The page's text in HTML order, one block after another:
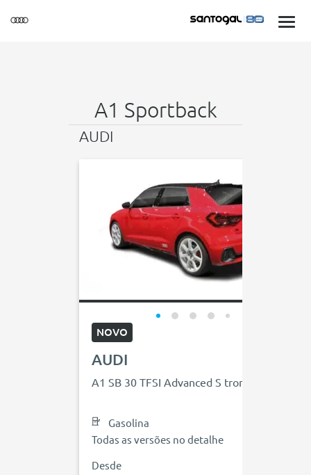
A1 Sportback
AUDI
NOVO
AUDI
A1 SB 30 TFSI Advanced S tronic
Gasolina
Todas as versões no detalhe
Desde